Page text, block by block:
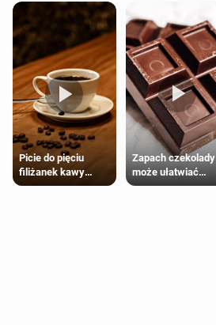
Picie do pięciu
filiżanek kawy
dziennie jest
Zapach czekolady
może ułatwiać
trening siłowy